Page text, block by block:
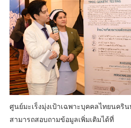
ศูนย์มะเร็งมุ่งเป้าเฉพาะบุคคลไทยนคริ
สามารถสอบถามข้อมูลเพิ่มเติมได้ที่